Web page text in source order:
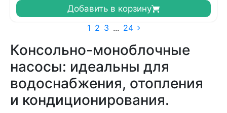
Добавить в корзину
1 2 3 ... 24
Консольно-моноблочные
насосы: идеальны для
водоснабжения, отопления
и кондиционирования.